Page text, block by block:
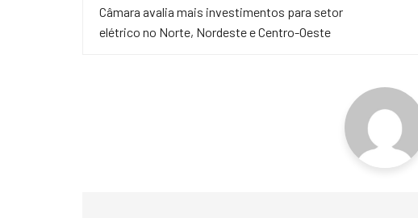
b
A
de
Câmara avalia mais investimentos para setor
elétrico no Norte, Nordeste e Centro-Oeste